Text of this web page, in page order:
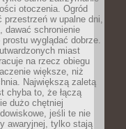
otoczenia. Ogród
przestrzeń w upalne dni,
dawać schronienie
wyglądać dobrze.
miast
na rzecz obiegu
większe, niż
Największą zaletą
chyba to, że łączą
dużo chętniej
jeśli te nie
awaryjnej, tylko stają